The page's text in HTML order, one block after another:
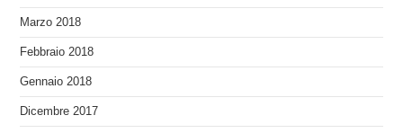
Marzo 2018
Febbraio 2018
Gennaio 2018
Dicembre 2017